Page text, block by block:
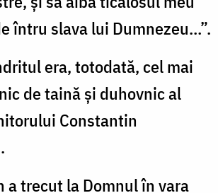
întru slava lui Dumnezeu…”.
era, totodată, cel mai
de taină și duhovnic al
Constantin
a trecut la Domnul în vara